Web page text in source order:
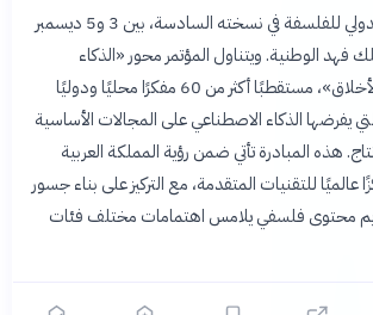
يُعقد مؤتمر الرياض الدولي للفلسفة في نسخته السادسة، بين 3 و5 ديسمبر
فهد الوطنية. ويتناول المؤتمر محور «الذكاء
الاصطناعي وسؤال الأخلاق»، مستقطبًا أكثر من 60 مفكرًا محليًا ودوليًا
يفرضها الذكاء الاصطناعي على المجالات الأساسية
هذه المبادرة تأتي ضمن رؤية المملكة العربية
عالميًا للتقنيات المتقدمة، مع التركيز على بناء جسور
محتوى فلسفي يلامس اهتمامات مختلف فئات